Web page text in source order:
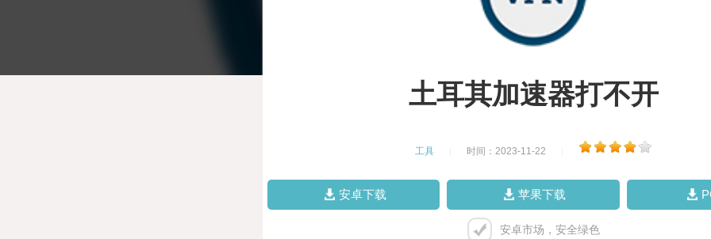
土耳其加速器打不开
工具 时间：2023-11-22
安卓下载 苹果下载
安卓市场，安全绿色